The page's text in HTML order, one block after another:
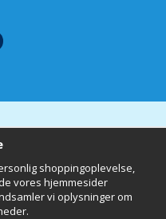
shoppingoplevelse,
vores hjemmesider
vi oplysninger om